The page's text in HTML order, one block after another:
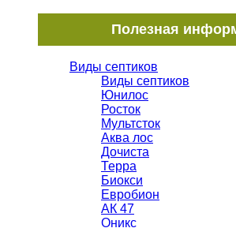
Полезная
Виды септиков
Виды септиков
Юнилос
Росток
Мультсток
Аква лос
Дочиста
Терра
Биокси
Евробион
АК 47
Оникс